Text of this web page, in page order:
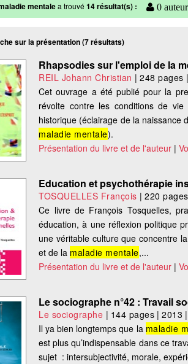
mentalea trouvé14 résultat(s) : 0
sur la présentation (7 résultats)
Rhapsodies sur l'emploi de la
REIL Johann Christian |248 pages |
Cet ouvrage a été publié pour la
révolte contre les conditions de
historique (éclairage de la naissance
maladie mentale).
Présentation du livre et de l'auteur |
Education et psychothérapie
TOSQUELLES François |220 pages
Ce livre de François Tosquelles,
éducation, à une réflexion politique
une véritable culture que concentre
et de la maladie mentale,...
Présentation du livre et de l'auteur |
Le sociographe n°42 : Travail
Le sociographe | 144 pages |2013 |
Il ya bien longtemps que la maladie
est plus qu’indispensable dans ce
sujet : intersubjectivité, morale,